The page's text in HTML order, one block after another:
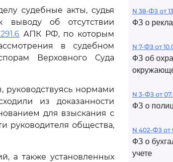
судебные акты, судья
выводу об отсутствии
АПК РФ, по которым
в судебном
Верховного Суда
нормами
из доказанности
для взыскания с
руководителя общества,
а также установленных
N 38-ФЗ от
ФЗ о
N 7-ФЗ от
ФЗ об
N 3-ФЗ от
ФЗ о
N 402-ФЗ от
ФЗ о
учете